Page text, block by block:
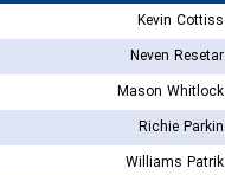
Kevin Cottiss
Neven Resetar
Mason Whitlock
Richie Parkin
Williams Patrik